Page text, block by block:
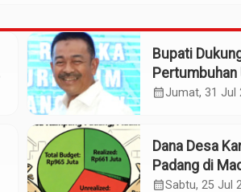
Bupati
Pertumbuhan
Termasuk
calendar_monthJumat, 31 Jul
Dana Desa
Padang di
Pagu Rp965
calendar_monthSabtu, 25 Jul